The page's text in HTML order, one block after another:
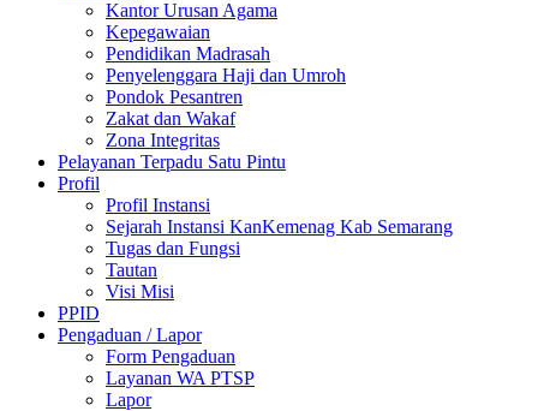
Kantor Urusan Agama
Kepegawaian
Pendidikan Madrasah
Penyelenggara Haji dan Umroh
Pondok Pesantren
Zakat dan Wakaf
Zona Integritas
Pelayanan Terpadu Satu Pintu
Profil
Profil Instansi
Sejarah Instansi KanKemenag Kab Semarang
Tugas dan Fungsi
Tautan
Visi Misi
PPID
Pengaduan / Lapor
Form Pengaduan
Layanan WA PTSP
Lapor